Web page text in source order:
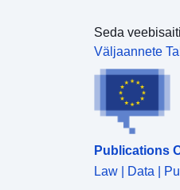
tasemete
dokumendile
tuvastatud probleemid. Dijon
heaks 3.
Seda
Väljaannete
Publications
Law | Data |